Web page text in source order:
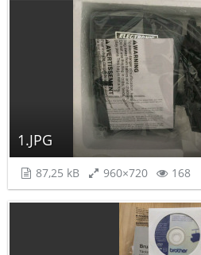
1.JPG
87,25 kB 960×720 168